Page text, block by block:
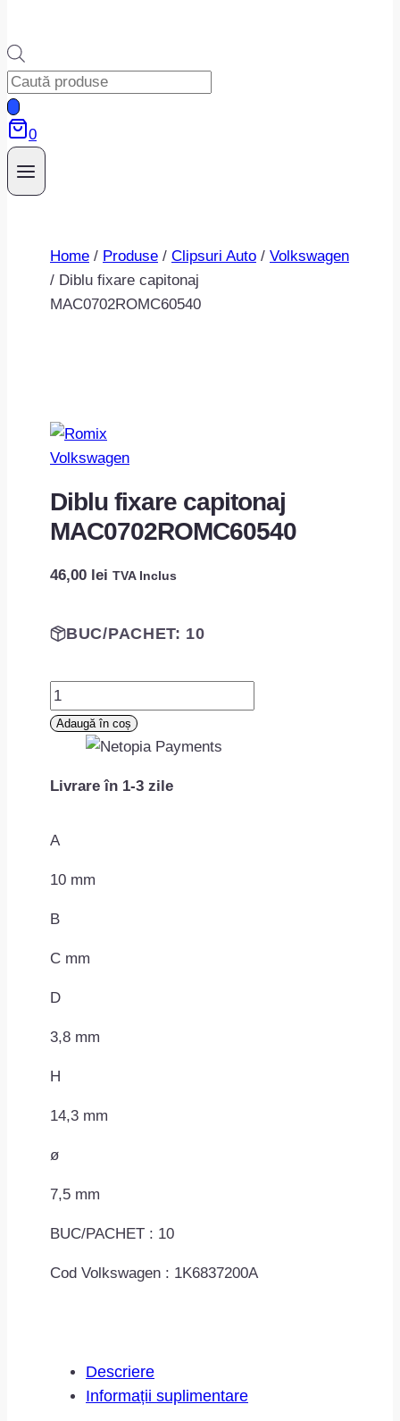
Products
search
0
Home / Produse / Clipsuri Auto / Volkswagen
/ Diblu fixare capitonaj
MAC0702ROMC60540
Volkswagen
Diblu fixare capitonaj
MAC0702ROMC60540
46,00 lei TVA Inclus
BUC/PACHET: 10
Cantitate
Diblu
fixare
MAC0702ROMC60540
Adaugă în coș
Livrare în 1-3 zile
A
10 mm
B
C mm
D
3,8 mm
H
14,3 mm
ø
7,5 mm
BUC/PACHET : 10
Cod Volkswagen : 1K6837200A
Descriere
Informații suplimentare